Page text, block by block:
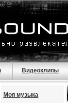
Видеоклипы
Моя музыка